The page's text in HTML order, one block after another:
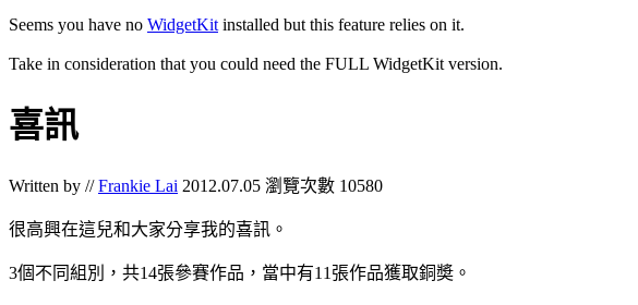
Seems you have no WidgetKit installed but this feature relies on it.
Take in consideration that you could need the FULL WidgetKit version.
喜訊
Written by //Frankie Lai 2012.07.05 瀏覽次數 10580
很高興在這兒和大家分享我的喜訊。
3個不同組別，共14張參賽作品，當中有11張作品獲取銅奬。